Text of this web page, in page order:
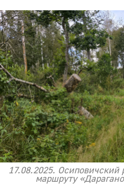
17.08.2025. Осиповичский
маршруту